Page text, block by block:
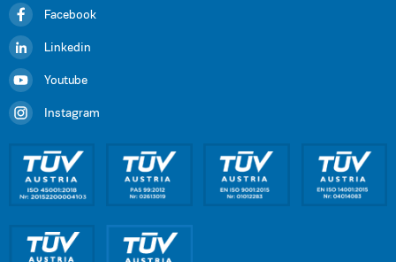
Facebook
Linkedin
Youtube
Instagram